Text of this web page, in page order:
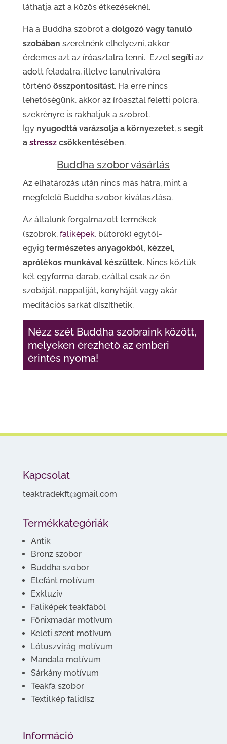
láthatja azt a közös étkezéseknél.
Ha a Buddha szobrot a dolgozó vagy tanuló
szobában szeretnénk elhelyezni, akkor
érdemes azt az íróasztalra tenni. Ezzel segíti az
adott feladatra, illetve tanulnivalóra
történő összpontosítást. Ha erre nincs
lehetőségünk, akkor az íróasztal feletti polcra,
szekrényre is rakhatjuk a szobrot.
Így nyugodttá varázsolja a környezetet, s segít
a stresszcsökkentésében.
Buddha szobor vásárlás
Az elhatározás után nincs más hátra, mint a
megfelelő Buddha szobor kiválasztása.
Az általunk forgalmazott termékek
(szobrok, faliképek, bútorok) egytől-
egyig természetes anyagokból, kézzel,
aprólékos munkával készültek. Nincs köztük
két egyforma darab, ezáltal csak az ön
szobáját, nappaliját, konyháját vagy akár
meditációs sarkát díszíthetik.
Nézz szét Buddha szobraink között,
melyeken érezhető az emberi
érintés nyoma!
Kapcsolat
teaktradekft@gmail.com
Termékkategóriák
Antik
Bronz szobor
Buddha szobor
Elefánt motívum
Exkluzív
Faliképek teakfából
Főnixmadár motívum
Keleti szent motívum
Lótuszvirág motívum
Mandala motívum
Sárkány motívum
Teakfa szobor
Textilkép falidísz
Információ